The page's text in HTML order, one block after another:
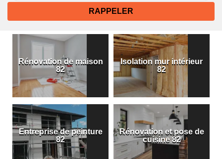
Rénovation de maison
82
Isolation mur intérieur
82
Entreprise de peinture
82
Rénovation et pose de
cuisine 82